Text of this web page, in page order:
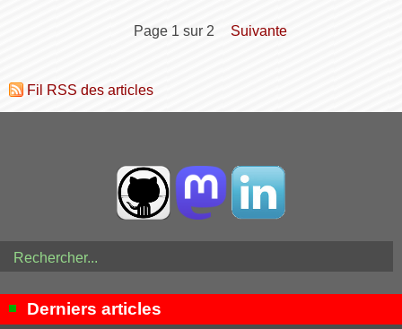
page 1 sur 2 suivante
Fil RSS des articles
Derniers articles